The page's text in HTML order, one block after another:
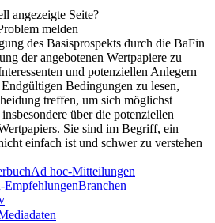
angezeigte Seite?
melden
des Basisprospekts durch die BaFin
der angebotenen Wertpapiere zu
und potenziellen Anlegern
Bedingungen zu lesen,
treffen, um sich möglichst
über die potenziellen
Sie sind im Begriff, ein
einfach ist und schwer zu verstehen
Ad hoc-Mitteilungen
EmpfehlungenBranchen